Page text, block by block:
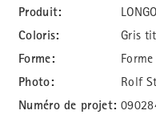
Produit:
Coloris: Gris
Forme:
Photo: Rolf
Numéro de projet: